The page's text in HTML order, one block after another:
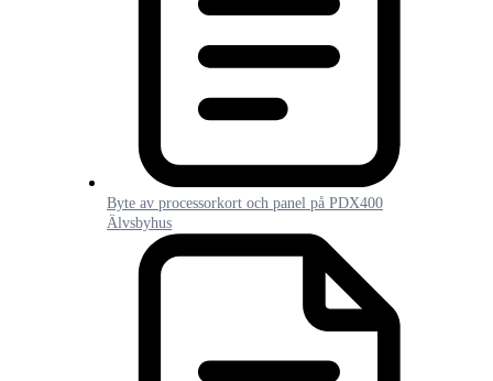
Byte av processorkort och panel på PDX400
Älvsbyhus